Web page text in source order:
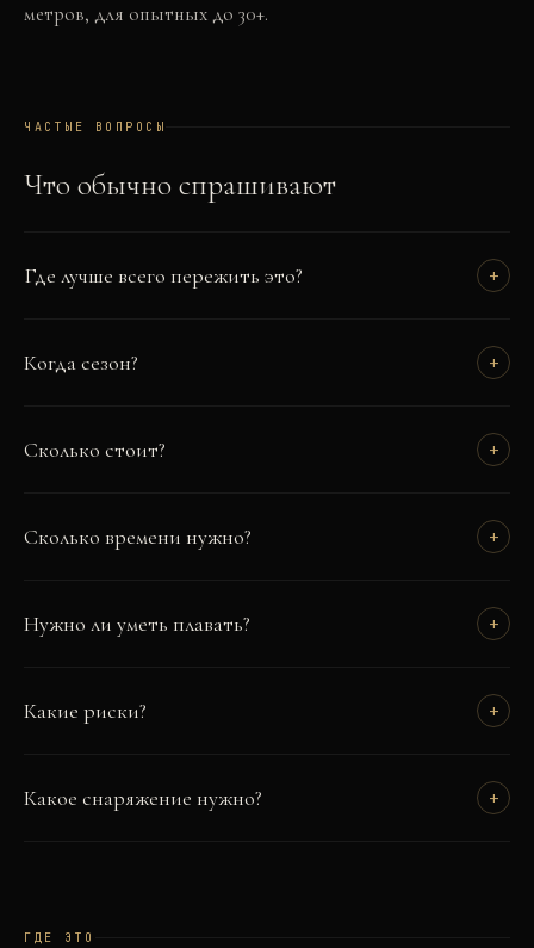
метров, для опытных до 30+.
ЧАСТЫЕ ВОПРОСЫ
Что обычно спрашивают
Где лучше всего пережить это? +
Когда сезон? +
Сколько стоит? +
Сколько времени нужно? +
Нужно ли уметь плавать? +
Какие риски? +
Какое снаряжение нужно? +
ГДЕ ЭТО